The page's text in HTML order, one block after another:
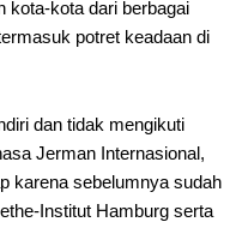
kota-kota dari berbagai
potret keadaan di
dan tidak mengikuti
Jerman Internasional,
karena sebelumnya sudah
Institut Hamburg serta